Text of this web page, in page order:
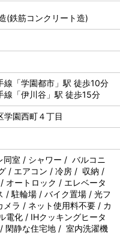
(鉄筋コンクリート造)
線「学園都市」駅 徒歩10分
線「伊川谷」駅 徒歩15分
学園西町４丁目
同室 / シャワー / バルコニ
/ エアコン / 冷房 / 収納 /
オートロック / エレベータ
/ 駐輪場 / バイク置場 / 光フ
メラ / ネット使用料不要 / カ
電化 / IHクッキングヒータ
閑静な住宅地 / 室内洗濯機